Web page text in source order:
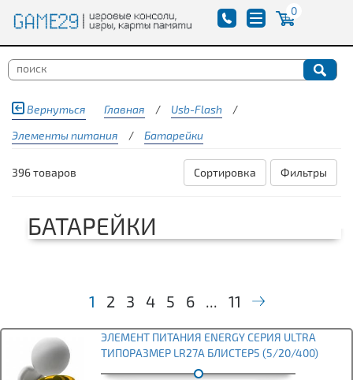
0
Вернуться Главная / Usb-Flash
/
Элементы питания
/ Батарейки
396 товаров Фильтры
Сортировка
БАТАРЕЙКИ
1 2 3 4 5 6 ... 11
ЭЛЕМЕНТ ПИТАНИЯ ENERGY СЕРИЯ ULTRA
ТИПОРАЗМЕР LR27A БЛИСТЕР5 (5/20/400)